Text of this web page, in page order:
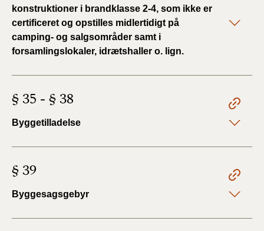
konstruktioner i brandklasse 2-4, som ikke er
certificeret og opstilles midlertidigt på
camping- og salgsområder samt i
forsamlingslokaler, idrætshaller o. lign.
§ 35 - § 38
Byggetilladelse
§ 39
Byggesagsgebyr